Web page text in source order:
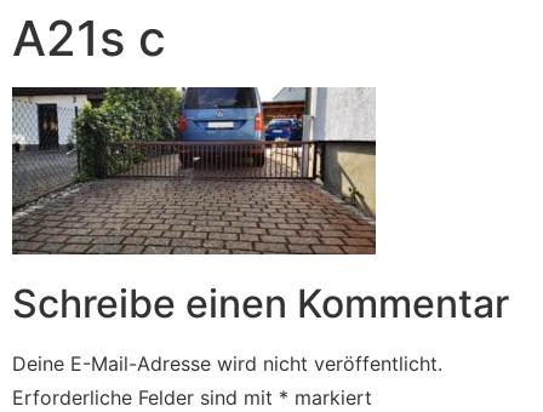
A21s c
Schreibe einen Kommentar
Deine E-Mail-Adresse wird nicht veröffentlicht.
Erforderliche Felder sind mit * markiert